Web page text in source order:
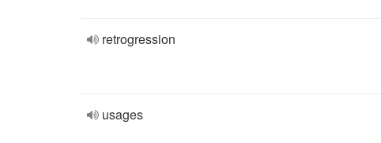
retrogression
usages